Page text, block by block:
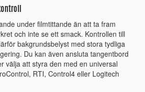
under filmtittande än att ta fram
och inte se ett smack. Kontrollen till
bakgrundsbelyst med stora tydliga
Du kan även ansluta tangentbord
välja att styra den med en universal
RTI, Control4 eller Logitech